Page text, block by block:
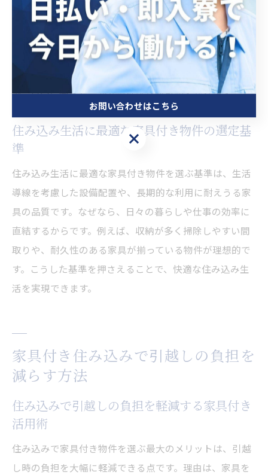
重要です。理由は、同じ家具付きでも設備内容や条件に
差があるためです。具体的な比較ポイントとしては、家
具・家電の充実度、共用部分の清潔さ、管理体制、即入
居の可否などが挙げられます。これらを比較すること
で、自分に合った最適な物件選びが可能となります。
住み込み生活に最適な家具付き物件の選定基
準
住み込み生活に最適な家具付き物件を選ぶ基準は、生活
導線を考慮した設備配置や、長期的な利用に耐えうる家
具の品質です。なぜなら、日々の暮らしや仕事の効率に
直結するからです。例えば、収納が多く掃除しやすい間
取りや、耐久性のある家具が揃っている物件が理想的で
す。こうした基準を押さえることで、快適な住み込み生
活を実現できます。
家具付き住み込みで引越しの負担を
減らす方法
住み込みで引越しの負担を軽減する家具付き
活用術
住み込みで家具付き物件を選ぶ最大のメリットは、引越
し時の負担を大幅に軽減できる点です。理由は、家具を
お問い合わせはこちら
お問い合わせはこちら